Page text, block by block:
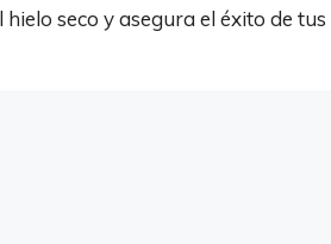
seco y asegura el éxito de